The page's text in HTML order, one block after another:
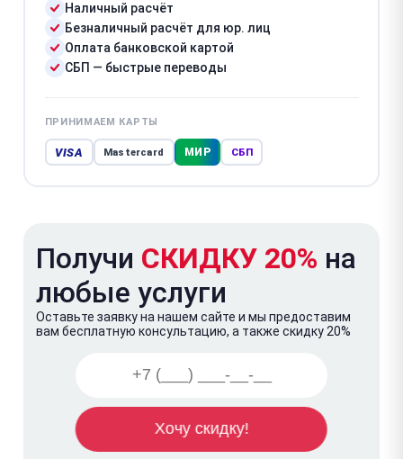
Наличный расчёт
Безналичный расчёт для юр. лиц
Оплата банковской картой
СБП — быстрые переводы
ПРИНИМАЕМ КАРТЫ
VISA Mastercard МИР СБП
Получи СКИДКУ 20% на
любые услуги
Оставьте заявку на нашем сайте и мы предоставим
вам бесплатную консультацию, а также скидку 20%